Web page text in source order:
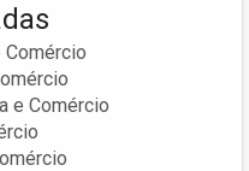
Comércio
e Comércio